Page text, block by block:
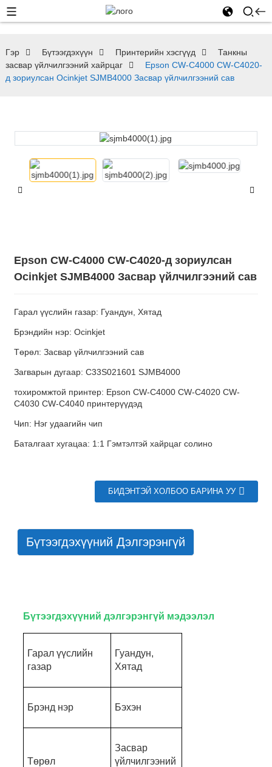
Гэр Бүтээгдэхүүн Принтерийн хэсгүүд
Танкны
засвар үйлчилгээний хайрцаг
Epson CW-C4000 CW-C4020-
д зориулсан Ocinkjet SJMB4000 Засвар үйлчилгээний сав
Epson CW-C4000 CW-C4020-д зориулсан
Ocinkjet SJMB4000 Засвар үйлчилгээний сав
Гарал үүслийн газар: Гуандун, Хятад
Брэндийн нэр: Ocinkjet
Төрөл: Засвар үйлчилгээний сав
Загварын дугаар: C33S021601 SJMB4000
тохиромжтой принтер: Epson CW-C4000 CW-C4020 CW-
C4030 CW-C4040 принтерүүдэд
Чип: Нэг удаагийн чип
Баталгаат хугацаа: 1:1 Гэмтэлтэй хайрцаг солино
БИДЭНТЭЙ ХОЛБОО БАРИНА УУ
Бүтээгдэхүүний Дэлгэрэнгүй
Бүтээгдэхүүний дэлгэрэнгүй мэдээлэл
Гарал үүслийн
газар
Гуандун,
Хятад
Брэнд нэр Бэхэн
Төрөл
Засвар
үйлчилгээний